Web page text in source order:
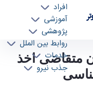
افراد
آموزشی
پژوهشی
روابط بین الملل
خدمات
جذب نیرو
اخذ پروژه
متقاضی اخذ